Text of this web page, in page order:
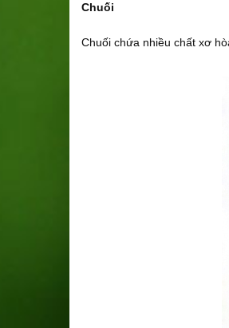
Chuối
Chuối chứa nhiều chất xơ